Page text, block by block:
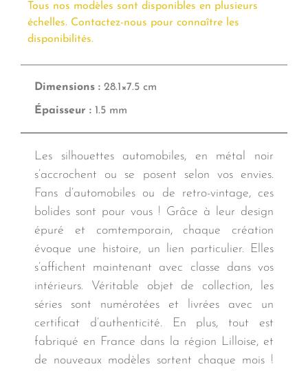
Tous nos modèles sont disponibles en plusieurs
échelles. Contactez-nous pour connaître les
disponibilités.
Dimensions : 28.1×7.5 cm
Épaisseur : 1.5 mm
Les silhouettes automobiles, en métal noir
s’accrochent ou se posent selon vos envies.
Fans d’automobiles ou de retro-vintage, ces
bolides sont pour vous ! Grâce à leur design
épuré et comtemporain, chaque création
évoque une histoire, un lien particulier. Elles
s’affichent maintenant avec classe dans vos
intérieurs. Véritable objet de collection, les
séries sont numérotées et livrées avec un
certificat d’authenticité. En plus, tout est
fabriqué en France dans la région Lilloise, et
de nouveaux modèles sortent chaque mois !